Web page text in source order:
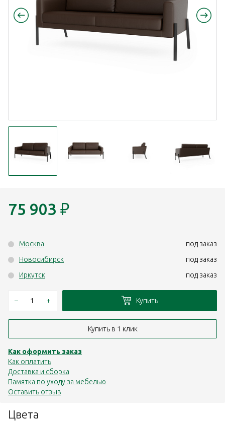
Цвета
75 903 ₽
Москва
под заказ
Новосибирск
под заказ
Иркутск
под заказ
– + Купить
Купить в 1 клик
Как оформить заказ
Как оплатить
Доставка и сборка
Памятка по уходу за мебелью
Оставить отзыв